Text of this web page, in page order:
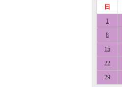
日
1
8
15
22
29